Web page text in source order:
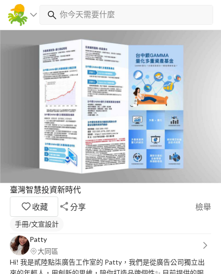
臺灣智慧投資新時代
收藏
分享 檢舉
手冊/文宣設計
Patty
大同區
Hi! 我是貳陸點柒廣告工作室的 Patty，我們是從廣告公司獨立出